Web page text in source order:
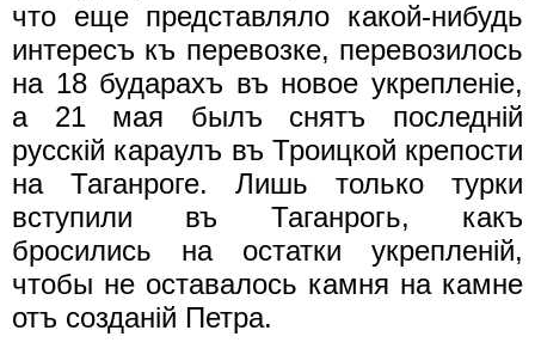
что еще представляло какой-нибудь
интересъ къ перевозке, перевозилось
на 18 бударахъ въ новое укрепленiе,
а 21 мая былъ снятъ последнiй
русскiй караулъ въ Троицкой крепости
на Таганроге. Лишь только турки
вступили въ Таганрогь, какъ
бросились на остатки укрепленiй,
чтобы не оставалось камня на камне
отъ созданiй Петра.